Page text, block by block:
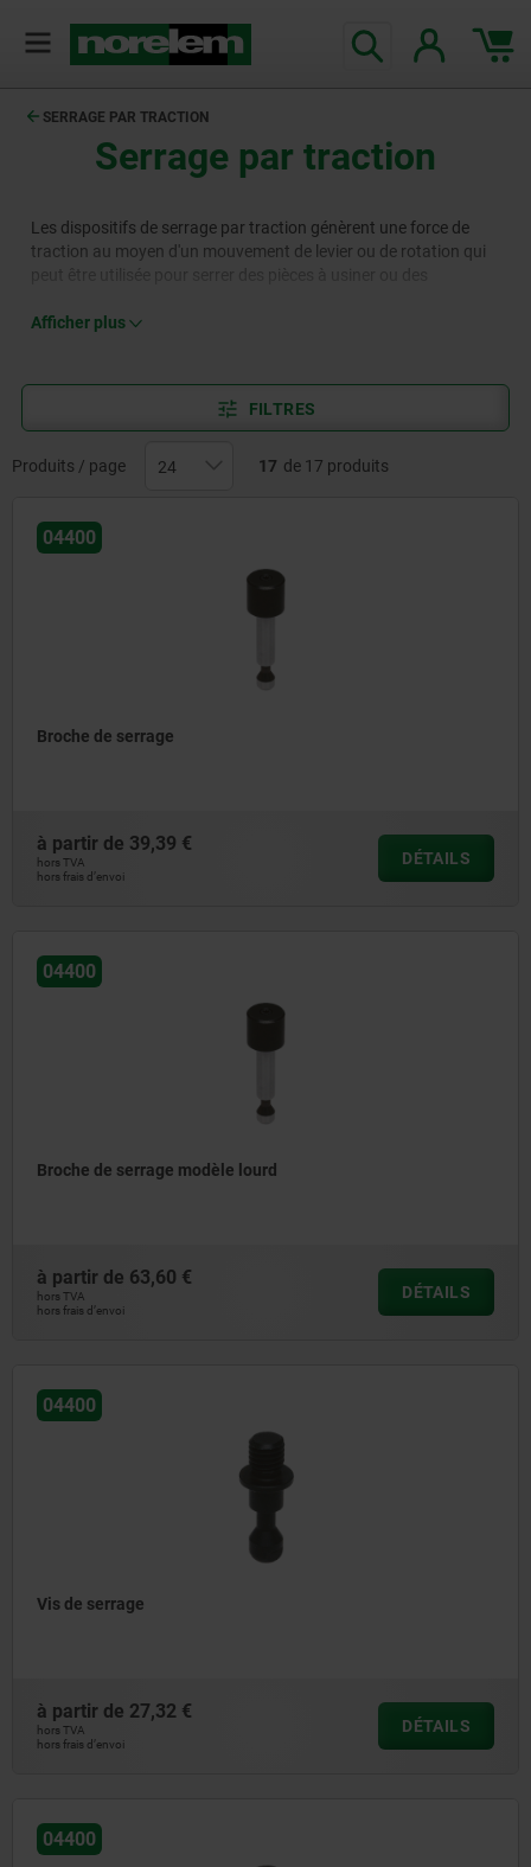
SERRAGE PAR TRACTION
Serrage par traction
Les dispositifs de serrage par traction génèrent une force de
traction au moyen d'un mouvement de levier ou de rotation qui
de la gamme norelem sont fabriqués avec précision à partir de
Afficher plus
FILTRES
Produits / page 17 de 17 produits
04400
Broche de serrage
à partir de 39,39 €
hors TVA
hors frais d’envoi
DÉTAILS
04400
Broche de serrage modèle lourd
à partir de 63,60 €
hors TVA
hors frais d’envoi
DÉTAILS
04400
Vis de serrage
à partir de 27,32 €
hors TVA
hors frais d’envoi
DÉTAILS
04400